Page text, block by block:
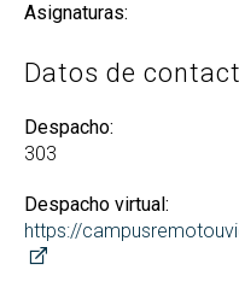
Asignaturas:
Datos de
Despacho:
303
Despacho virtual:
https://